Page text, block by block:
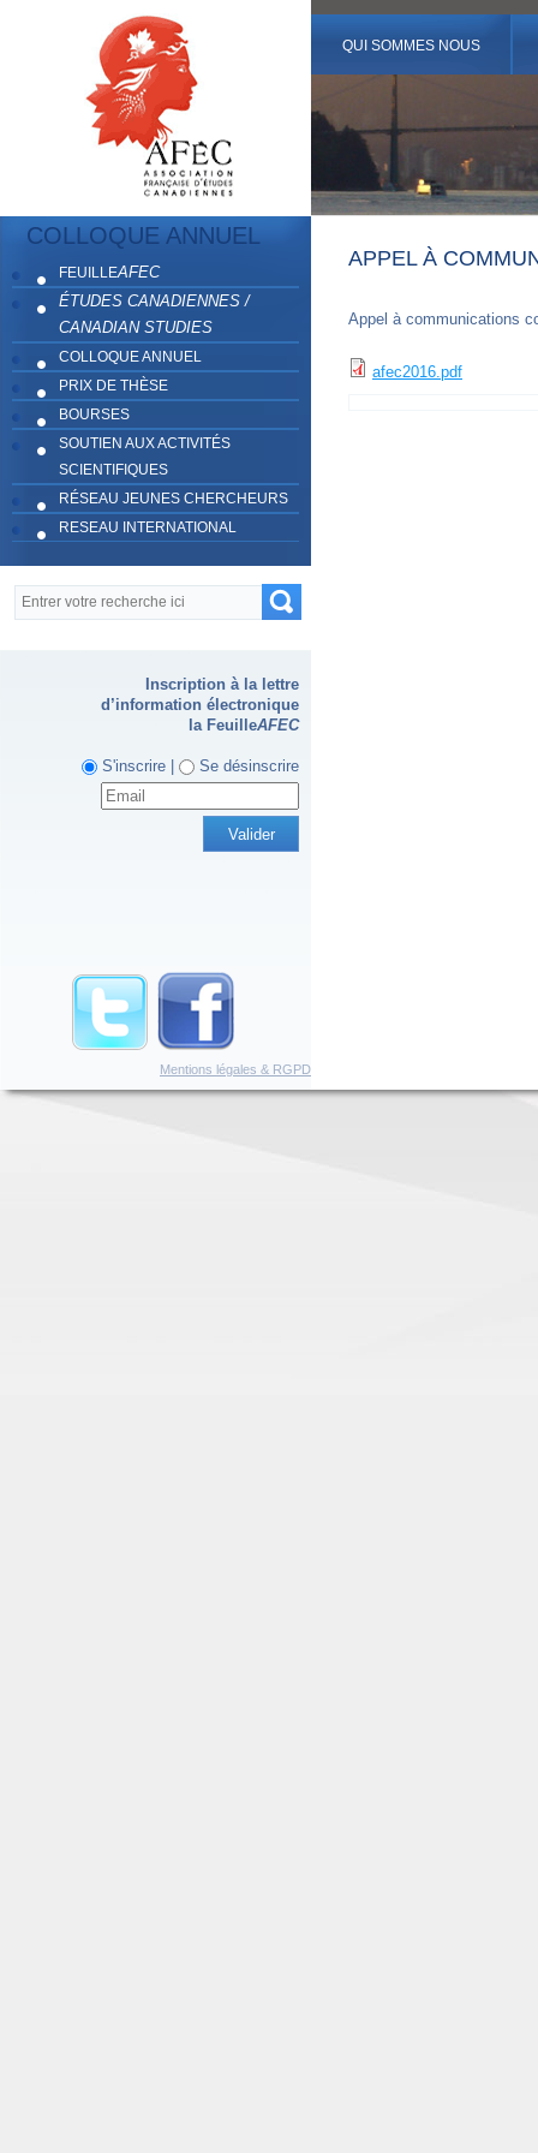
QUI SOMMES NOUS
COLLOQUE ANNUEL
FEUILLEAFEC
ÉTUDES CANADIENNES /
CANADIAN STUDIES
COLLOQUE ANNUEL
PRIX DE THÈSE
BOURSES
SOUTIEN AUX ACTIVITÉS
SCIENTIFIQUES
RÉSEAU JEUNES CHERCHEURS
RESEAU INTERNATIONAL
Formulaire de recherche
Recherche
Inscription à la lettre
d’information électronique
la FeuilleAFEC
S'inscrire | Se désinscrire
Mentions légales & RGPD
APPEL À
Appel à communications
afec2016.pdf